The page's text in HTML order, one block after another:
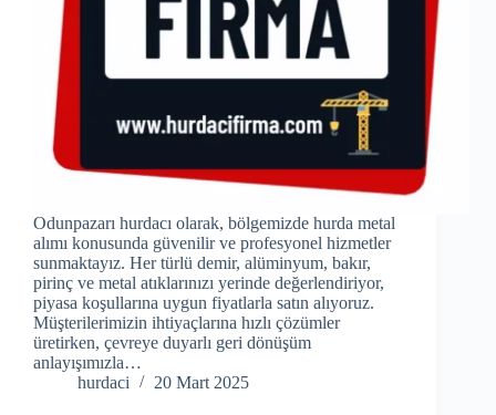
Odunpazarı hurdacı olarak, bölgemizde hurda metal
alımı konusunda güvenilir ve profesyonel hizmetler
sunmaktayız. Her türlü demir, alüminyum, bakır,
pirinç ve metal atıklarınızı yerinde değerlendiriyor,
piyasa koşullarına uygun fiyatlarla satın alıyoruz.
Müşterilerimizin ihtiyaçlarına hızlı çözümler
üretirken, çevreye duyarlı geri dönüşüm
anlayışımızla…
hurdaci
20 Mart 2025